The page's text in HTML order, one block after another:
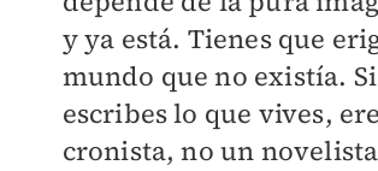
y ya está. Tienes que
mundo que no existía.
escribes lo que vives,
cronista, no un